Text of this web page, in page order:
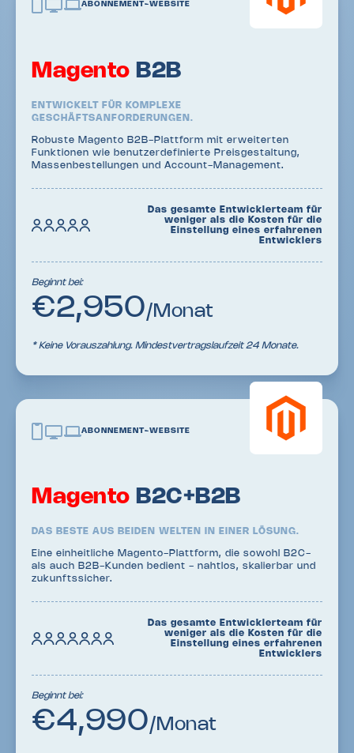
ABONNEMENT-WEBSITE
Magento B2B
ENTWICKELT FÜR KOMPLEXE
GESCHÄFTSANFORDERUNGEN.
Robuste Magento B2B-Plattform mit erweiterten
Funktionen wie benutzerdefinierte Preisgestaltung,
Massenbestellungen und Account-Management.
Das gesamte Entwicklerteam für
weniger als die Kosten für die
Einstellung eines erfahrenen
Entwicklers
Beginnt bei:
€2,950/Monat
* Keine Vorauszahlung. Mindestvertragslaufzeit 24 Monate.
ABONNEMENT-WEBSITE
Magento B2C+B2B
DAS BESTE AUS BEIDEN WELTEN IN EINER LÖSUNG.
Eine einheitliche Magento-Plattform, die sowohl B2C-
als auch B2B-Kunden bedient - nahtlos, skalierbar und
zukunftssicher.
Das gesamte Entwicklerteam für
weniger als die Kosten für die
Einstellung eines erfahrenen
Entwicklers
Beginnt bei:
€4,990/Monat